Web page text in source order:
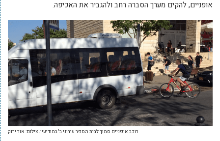
אופניים, להקים מערך הסברה רחב ולהגביר את האכיפה.
רוכב אופניים סמוך לבית הספר עירוני ב' במודיעין. צילום: אור ירוק